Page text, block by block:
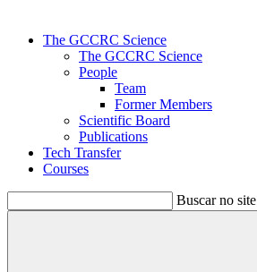
The GCCRC Science
The GCCRC Science
People
Team
Former Members
Scientific Board
Publications
Tech Transfer
Courses
Buscar no site